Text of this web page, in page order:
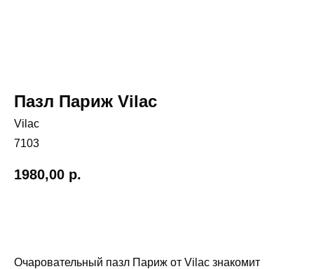
Пазл Париж Vilac
Vilac
7103
1980,00 р.
Очаровательный пазл Париж от Vilac знакомит